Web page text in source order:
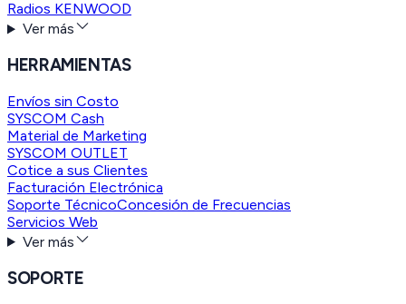
Radios KENWOOD
Ver más
HERRAMIENTAS
Envíos sin Costo
SYSCOM Cash
Material de Marketing
SYSCOM OUTLET
Cotice a sus Clientes
Facturación Electrónica
Soporte TécnicoConcesión de Frecuencias
Servicios Web
Ver más
SOPORTE